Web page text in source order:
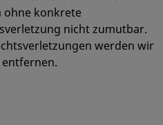
ohne konkrete
nicht zumutbar.
werden wir